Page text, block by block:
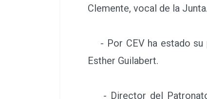
Clemente, vocal de la Junta.
- Por CEV ha estado su
Esther Guilabert.
- Director del Patronato